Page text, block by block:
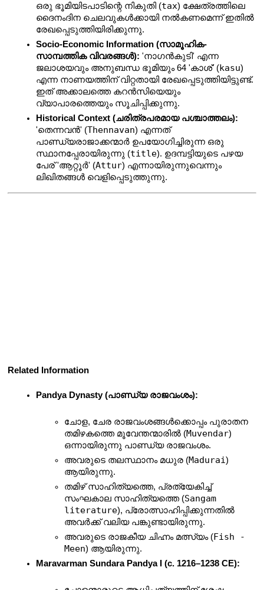
ഒരു ഭൂമിയിടപാടിന്റെ നികുതി (tax) ക്ഷേത്രത്തിലെ
ദൈനംദിന ചെലവുകൾക്കായി നൽകണമെന്ന് ഇതിൽ
രേഖപ്പെടുത്തിയിരിക്കുന്നു.
Socio-Economic Information (സാമൂഹിക-
സാമ്പത്തിക വിവരങ്ങൾ): 'നാഗൻകുടി' എന്ന
ജലാശയവും അനുബന്ധ ഭൂമിയും 64 'കാശ്' (kasu)
എന്ന നാണയത്തിന് വിറ്റതായി രേഖപ്പെടുത്തിയിട്ടുണ്ട്.
ഇത് അക്കാലത്തെ കറൻസിയെയും
വ്യാപാരത്തെയും സൂചിപ്പിക്കുന്നു.
Historical Context (ചരിത്രപരമായ പശ്ചാത്തലം):
'തെന്നവൻ' (Thennavan) എന്നത്
പാണ്ഡ്യരാജാക്കന്മാർ ഉപയോഗിച്ചിരുന്ന ഒരു
സ്ഥാനപ്പേരായിരുന്നു (title). ഉദമ്പട്ടിയുടെ പഴയ
പേര് 'ആറ്റൂർ' (Attur) എന്നായിരുന്നുവെന്നും
ലിഖിതങ്ങൾ വെളിപ്പെടുത്തുന്നു.
Related Information
Pandya Dynasty (പാണ്ഡ്യ രാജവംശം):
ചോള, ചേര രാജവംശങ്ങൾക്കൊപ്പം പുരാതന
തമിഴകത്തെ മൂവേന്തന്മാരിൽ (Muvendar)
ഒന്നായിരുന്നു പാണ്ഡ്യ രാജവംശം.
അവരുടെ തലസ്ഥാനം മധുര (Madurai)
ആയിരുന്നു.
തമിഴ് സാഹിത്യത്തെ, പ്രത്യേകിച്ച്
സംഘകാല സാഹിത്യത്തെ (Sangam
literature), പ്രോത്സാഹിപ്പിക്കുന്നതിൽ
അവർക്ക് വലിയ പങ്കുണ്ടായിരുന്നു.
അവരുടെ രാജകീയ ചിഹ്നം മത്സ്യം (Fish -
Meen) ആയിരുന്നു.
Maravarman Sundara Pandya I (c. 1216–1238 CE):